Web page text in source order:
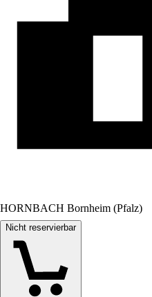
HORNBACH Bornheim (Pfalz)
Nicht reservierbar